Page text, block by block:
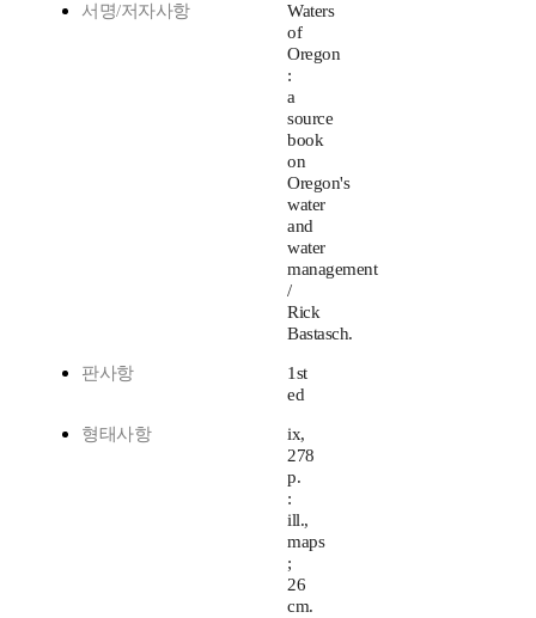
서명/저자사항
Waters
of
Oregon
:
a
source
book
on
Oregon's
water
and
water
management
/
Rick
Bastasch.
판사항
1st
ed
형태사항
ix,
278
p.
:
ill.,
maps
;
26
cm.